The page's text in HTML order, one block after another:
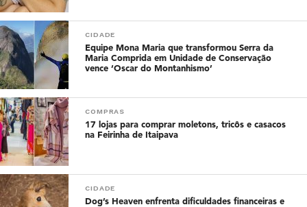
CIDADE
Equipe Mona Maria que transformou Serra da
Maria Comprida em Unidade de Conservação
vence ‘Oscar do Montanhismo’
COMPRAS
17 lojas para comprar moletons, tricôs e casacos
na Feirinha de Itaipava
CIDADE
Dog’s Heaven enfrenta dificuldades financeiras e